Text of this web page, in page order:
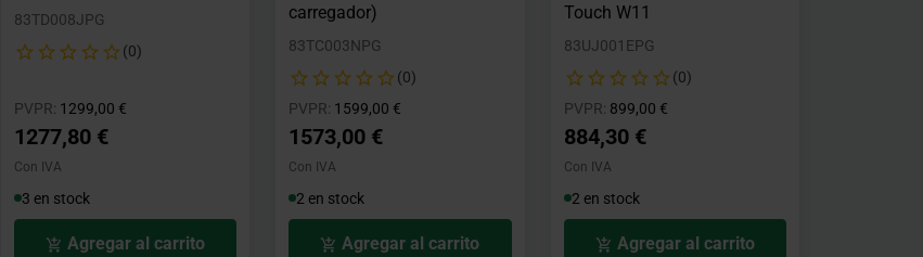
83TD008JPG
(0)
PVPR: Precio rebajado desde
1299,00 €
1277,80 €
Con IVA
3 en stock
Agregar al carrito
carregador)
83TC003NPG
(0)
PVPR: Precio rebajado desde
1599,00 €
1573,00 €
Con IVA
2 en stock
Agregar al carrito
Touch W11
83UJ001EPG
(0)
PVPR: Precio rebajado desde
899,00 €hasta
884,30 €
Con IVA
2 en stock
Agregar al carrito